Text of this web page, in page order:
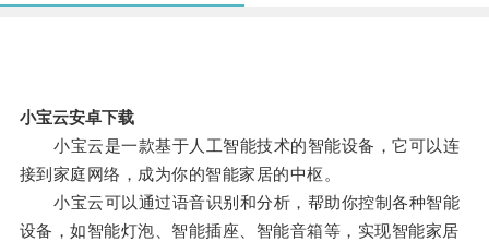
小宝云安卓下载
小宝云是一款基于人工智能技术的智能设备，它可以连
接到家庭网络，成为你的智能家居的中枢。
小宝云可以通过语音识别和分析，帮助你控制各种智能
设备，如智能灯泡、智能插座、智能音箱等，实现智能家居